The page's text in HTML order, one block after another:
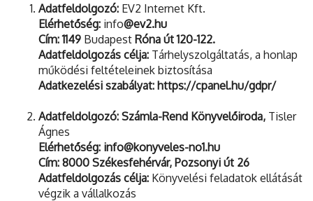
Adatfeldolgozó: EV2 Internet Kft.
Elérhetőség: info@ev2.hu
Cím: 1149 Budapest Róna út 120-122.
Adatfeldolgozás célja: Tárhelyszolgáltatás, a honlap
működési feltételeinek biztosítása
Adatkezelési szabályat: https://cpanel.hu/gdpr/
Adatfeldolgozó: Számla-Rend Könyvelőiroda, Tisler
Ágnes
Elérhetőség: info@konyveles-no1.hu
Cím: 8000 Székesfehérvár, Pozsonyi út 26
Adatfeldolgozás célja: Könyvelési feladatok ellátását
végzik a vállalkozás